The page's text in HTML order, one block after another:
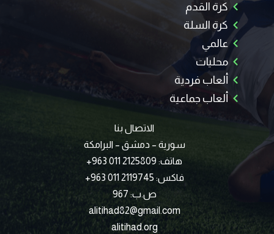
كرة القدم
كرة السلة
عالمي
محليات
ألعاب فردية
ألعاب جماعية
الاتصال بنا
سورية – دمشق – البرامكة
هاتف: 2125809 011 963+
فاكس: 2119745 011 963+
ص.ب: 967
alitihad82@gmail.com
alitihad.org